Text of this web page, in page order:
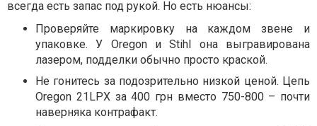
всегда есть запас под рукой. Но есть нюансы:
Проверяйте маркировку на каждом звене и
упаковке. У Oregon и Stihl она выгравирована
лазером, подделки обычно просто краской.
Не гонитесь за подозрительно низкой ценой. Цепь
Oregon 21LPX за 400 грн вместо 750-800 – почти
наверняка контрафакт.